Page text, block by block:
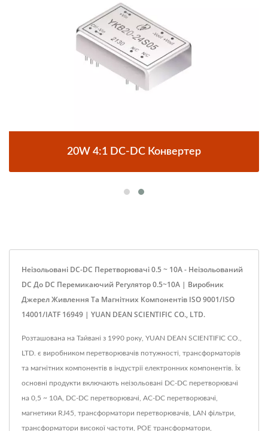
20W 4:1 DC-DC Конвертер
Неізольовані DC-DC Перетворювачі 0.5 ~ 10A - Неізольований
DC До DC Перемикаючий Регулятор 0.5~10A | Виробник
Джерел Живлення Та Магнітних Компонентів ISO 9001/ISO
14001/IATF 16949 | YUAN DEAN SCIENTIFIC CO., LTD.
Розташована на Тайвані з 1990 року, YUAN DEAN SCIENTIFIC CO.,
LTD. є виробником перетворювачів потужності, трансформаторів
та магнітних компонентів в індустрії електронних компонентів. Їх
основні продукти включають неізольовані DC-DC перетворювачі
на 0,5 ~ 10A, DC-DC перетворювачі, AC-DC перетворювачі,
магнетики RJ45, трансформатори перетворювачів, LAN фільтри,
трансформатори високої частоти, POE трансформатори,